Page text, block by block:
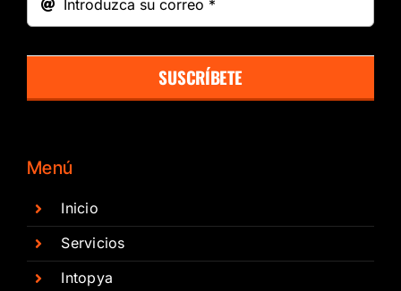
SUSCRÍBETE
Menú
Inicio
Servicios
Intopya